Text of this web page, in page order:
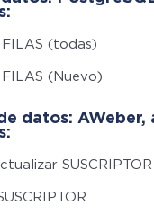
(todas)
(Nuevo)
datos: AWeber,
SUSCRIPTOR